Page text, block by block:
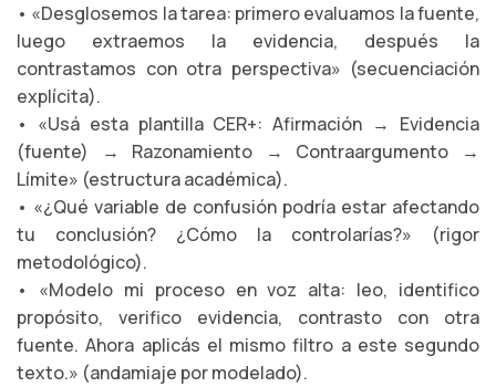
• «Desglosemos la tarea: primero evaluamos la fuente,
luego extraemos la evidencia, después la
contrastamos con otra perspectiva» (secuenciación
explícita).
• «Usá esta plantilla CER+: Afirmación → Evidencia
(fuente) → Razonamiento → Contraargumento →
Límite» (estructura académica).
• «¿Qué variable de confusión podría estar afectando
tu conclusión? ¿Cómo la controlarías?» (rigor
metodológico).
• «Modelo mi proceso en voz alta: leo, identifico
propósito, verifico evidencia, contrasto con otra
fuente. Ahora aplicás el mismo filtro a este segundo
texto.» (andamiaje por modelado).